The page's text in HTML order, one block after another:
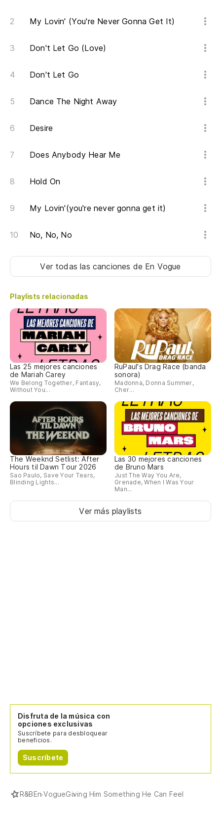
My Lovin' (You're Never Gonna Get It)
Don't Let Go (Love)
Don't Let Go
Dance The Night Away
Desire
Does Anybody Hear Me
Hold On
My Lovin'(you're never gonna get it)
No, No, No
Ver todas las canciones de En Vogue
Playlists relacionadas
Las 25 mejores canciones
de Mariah Carey
We Belong Together, Fantasy,
Without You...
RuPaul's Drag Race (banda
sonora)
Madonna, Donna Summer,
Cher...
The Weeknd Setlist: After
Hours til Dawn Tour 2026
Sao Paulo, Save Your Tears,
Blinding Lights...
Las 30 mejores canciones
de Bruno Mars
Just The Way You Are,
Grenade, When I Was Your
Man...
Ver más playlists
Disfruta de la música con
opciones exclusivas
Suscríbete para desbloquear
beneficios.
Suscríbete
R&BEn VogueGiving Him Something He Can Feel